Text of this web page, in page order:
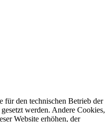
für den technischen Betrieb der
werden. Andere Cookies,
Website erhöhen, der